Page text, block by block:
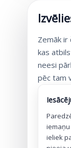
Zemāk
kas
neesi
pēc tam
iemaņu
ieliek